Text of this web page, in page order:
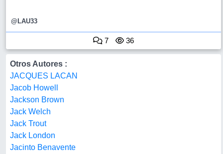
@LAU33
7 36
Otros Autores :
JACQUES LACAN
Jacob Howell
Jackson Brown
Jack Welch
Jack Trout
Jack London
Jacinto Benavente